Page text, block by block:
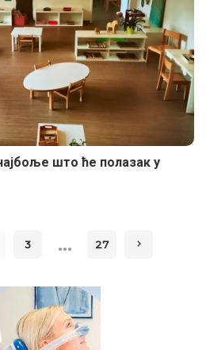
што ће полазак у
3 … 27